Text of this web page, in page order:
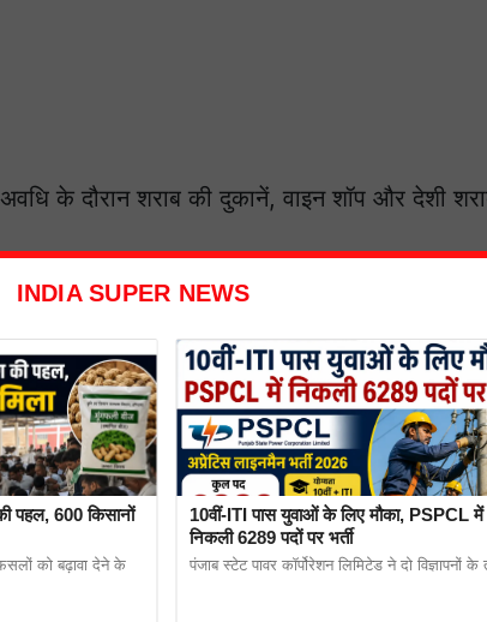
के दौरान शराब की दुकानें, वाइन शॉप और देशी
डे घोषित होने के कारण ये दुकानें नहीं खुलीं। सितंबर में,
(शराब निषेध दिवस) के लिए बंद थीं।
INDIA SUPER NEWS
पहल, 600 किसानों
को बढ़ावा देने के
10वीं-ITI पास युवाओं के लिए मौका, PSPCL में
निकली 6289 पदों पर भर्ती
पंजाब स्टेट पावर कॉर्पोरेशन लिमिटेड ने दो विज्ञापनों के